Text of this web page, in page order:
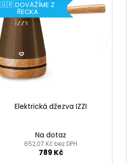
🇬🇷 DOVÁŽÍME Z
ŘECKA
Elektrická džezva IZZI
Na dotaz
652,07 Kč bez DPH
789 Kč